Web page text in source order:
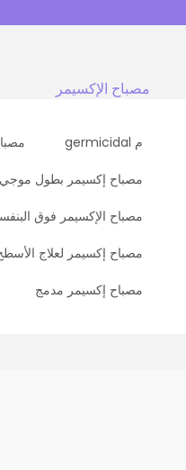
مصباح الإكسيمر
م germicidal
مصباح إكسيمر بطول موجي 222 نانومتر
مصباح الإكسيمر فوق
مصباح إكسيمر لعلاج
مصباح إكسيمر مدمج